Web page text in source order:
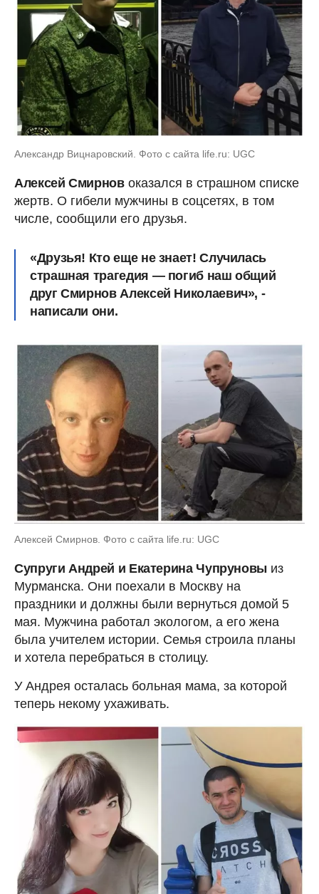
Александр Вицнаровский. Фото с сайта life.ru: UGC
Алексей Смирновоказался в страшном списке
жертв. О гибели мужчины в соцсетях, в том
числе, сообщили его друзья.
«Друзья! Кто еще не знает! Случилась
страшная трагедия — погиб наш общий
друг Смирнов Алексей Николаевич», -
написали они.
Алексей Смирнов. Фото с сайта life.ru: UGC
Супруги Андрей и Екатерина Чупруновы из
Мурманска. Они поехали в Москву на
праздники и должны были вернуться домой 5
мая. Мужчина работал экологом, а его жена
была учителем истории. Семья строила планы
и хотела перебраться в столицу.
У Андрея осталась больная мама, за которой
теперь некому ухаживать.